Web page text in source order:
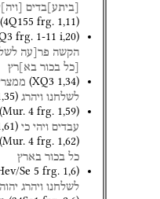
ביתע בדים ויה
(4Q155 frg. 1,11)
frg. 1-11 i,20)
הקשה פר[עה
[כל בכור בא]רץ
(XQ3 1,34)
לשלחנו ויהרג ,35)
(Mur. 4 frg. 1,59)
עבדים ויהי כי ,61)
(Mur. 4 frg. 1,62)
כל בכור בארץ
Se 5 frg. 1,6)
לשלחנו ויהרג יהוה